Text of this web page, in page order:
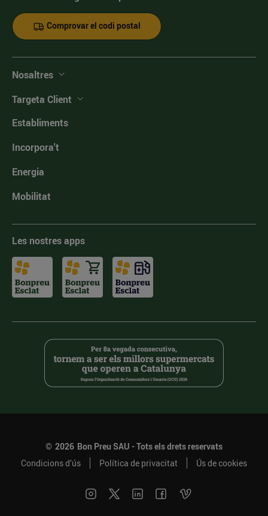
Comprovar el codi postal
Nosaltres
Targeta Client
Establiments
Incorpora't
Energia
Mobilitat
Les nostres apps
© 2026 Bon Preu SAU - Tots els drets reservats
Condicions d’ús
Política de privacitat Ús de cookies